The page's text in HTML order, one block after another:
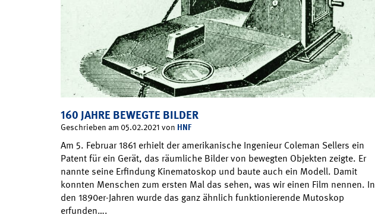
160 JAHRE BEWEGTE BILDER
Geschrieben am 05.02.2021 von HNF
Am 5. Februar 1861 erhielt der amerikanische Ingenieur Coleman Sellers ein
Patent für ein Gerät, das räumliche Bilder von bewegten Objekten zeigte. Er
nannte seine Erfindung Kinematoskop und baute auch ein Modell. Damit
konnten Menschen zum ersten Mal das sehen, was wir einen Film nennen. In
den 1890er-Jahren wurde das ganz ähnlich funktionierende Mutoskop
erfunden….